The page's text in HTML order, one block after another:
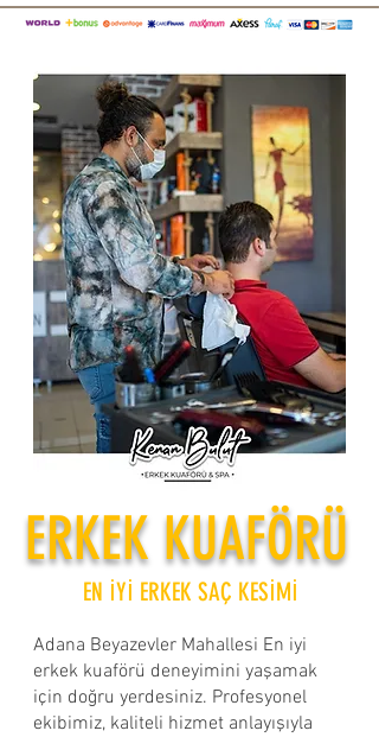
ERKEK KUAFÖRÜ
EN İYİ ERKEK SAÇ KESİMİ
Adana Beyazevler Mahallesi En iyi
erkek kuaförü deneyimini yaşamak
için doğru yerdesiniz. Profesyonel
ekibimiz, kaliteli hizmet anlayışıyla